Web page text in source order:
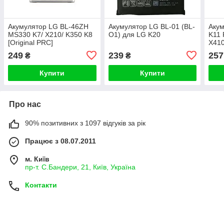
Акумулятор LG BL-46ZH
MS330 K7/ X210/ K350 K8
[Original PRC]
249 ₴
Купити
Акумулятор LG BL-01 (BL-
O1) для LG K20
239₴
Купити
K11
257
Про нас
90% позитивних з 1097 відгуків за рік
Працює з 08.07.2011
м. Київ
пр-т. С.Бандери, 21, Київ, Україна
Контакти